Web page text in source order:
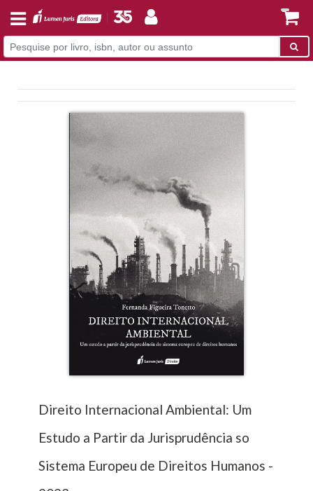
Direito Internacional Ambiental: Um
Estudo a Partir da Jurisprudência so
Sistema Europeu de Direitos Humanos -